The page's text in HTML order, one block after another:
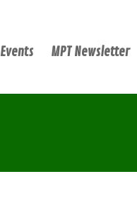
Events MPT Newsletter